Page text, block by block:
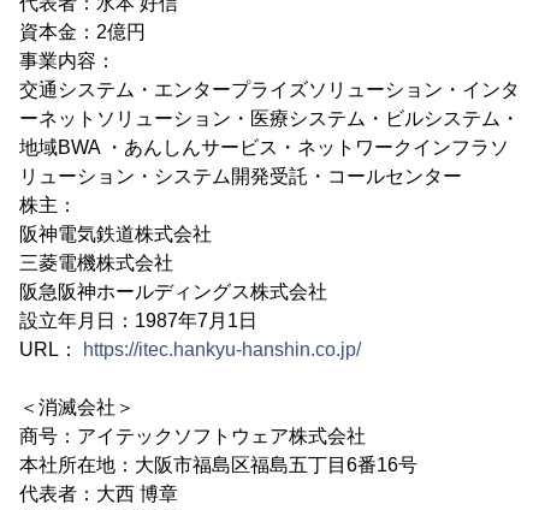
資本金：2億円
事業内容：
交通システム・エンタープライズソリューション・インタ
ーネットソリューション・医療システム・ビルシステム・
地域BWA ・あんしんサービス・ネットワークインフラソ
リューション・システム開発受託・コールセンター
株主：
阪神電気鉄道株式会社
三菱電機株式会社
阪急阪神ホールディングス株式会社
設立年月日：1987年7月1日
URL：
https://itec.hankyu-hanshin.co.jp/
＜消滅会社＞
商号：アイテックソフトウェア株式会社
本社所在地：大阪市福島区福島五丁目6番16号
代表者：大西 博章